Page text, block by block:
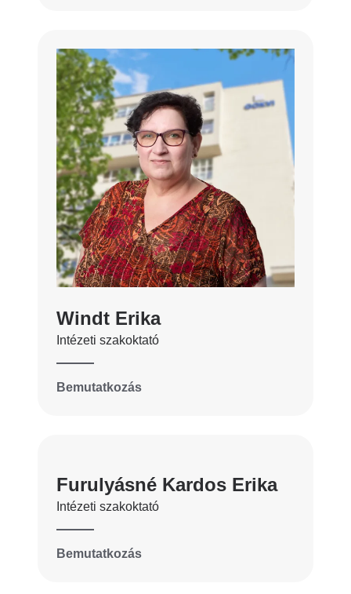
Windt Erika
Intézeti szakoktató
Bemutatkozás
Furulyásné Kardos Erika
Intézeti szakoktató
Bemutatkozás